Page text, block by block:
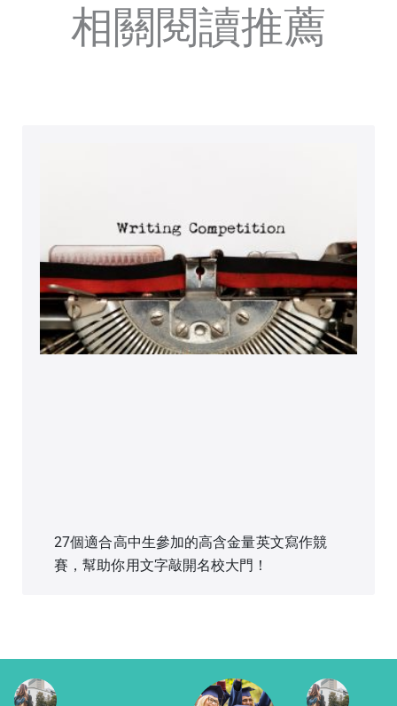
相關閱讀推薦
27個適合高中生參加的高含金量英文寫作競
賽，幫助你用文字敲開名校大門！